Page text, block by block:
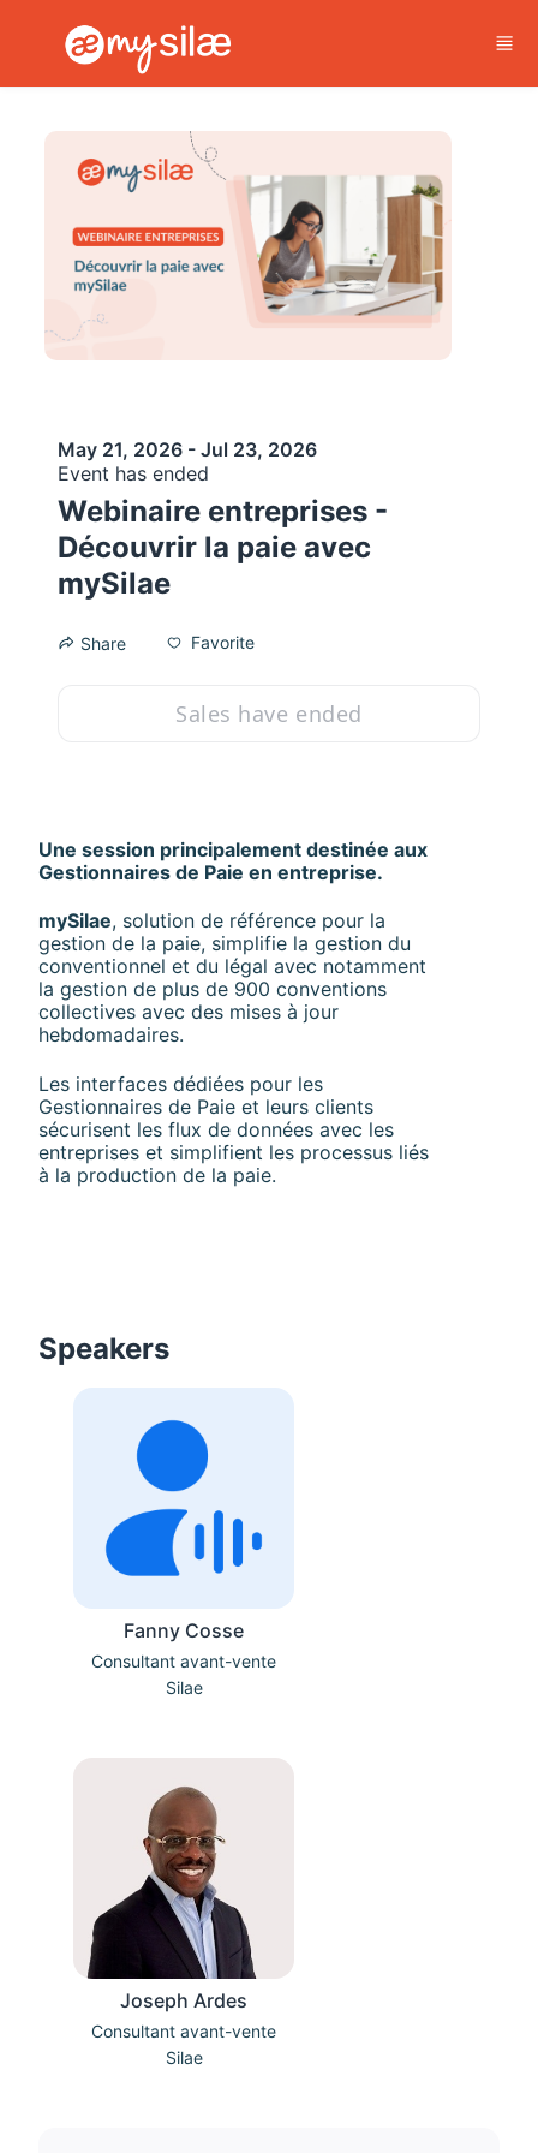
Skip to main content
May 21, 2026 - Jul 23, 2026
Event has ended
Webinaire entreprises -
Découvrir la paie avec
mySilae
Share Favorite
Sales have ended
Une session principalement destinée aux
Gestionnaires de Paie en entreprise.
mySilae, solution de référence pour la
gestion de la paie, simplifie la gestion du
conventionnel et du légal avec notamment
la gestion de plus de 900 conventions
collectives avec des mises à jour
hebdomadaires.
Les interfaces dédiées pour les
Gestionnaires de Paie et leurs clients
sécurisent les flux de données avec les
entreprises et simplifient les processus liés
à la production de la paie.
Speakers
Fanny Cosse
Consultant avant-vente
Silae
Joseph Ardes
Consultant avant-vente
Silae